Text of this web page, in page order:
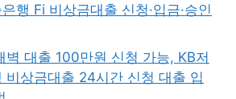
행 Fi 비상금대출 신청·입금·승인
벽 대출 100만원 신청 가능, KB저
비상금대출 24시간 신청 대출 입